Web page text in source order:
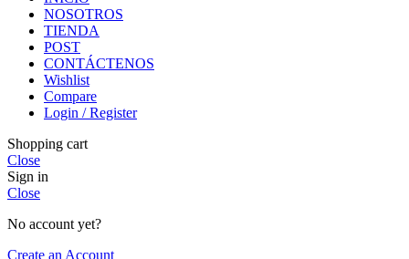
NOSOTROS
TIENDA
POST
CONTÁCTENOS
Wishlist
Compare
Login / Register
Shopping cart
Close
Sign in
Close
No account yet?
Create an Account